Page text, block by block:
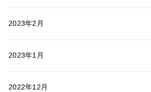
2023年2月
2023年1月
2022年12月